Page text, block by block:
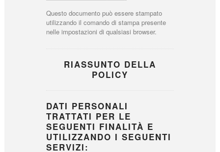
Questo documento può essere stampato
utilizzando il comando di stampa presente
nelle impostazioni di qualsiasi browser.
RIASSUNTO DELLA
POLICY
DATI PERSONALI
TRATTATI PER LE
SEGUENTI FINALITÀ E
UTILIZZANDO I SEGUENTI
SERVIZI: